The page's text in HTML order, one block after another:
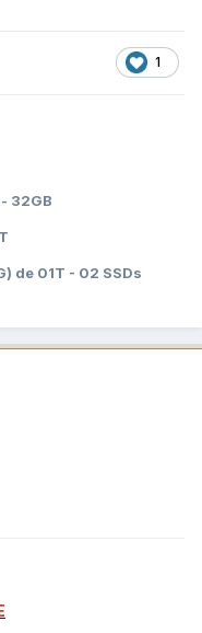
1
32GB
de 01T - 02 SSDs